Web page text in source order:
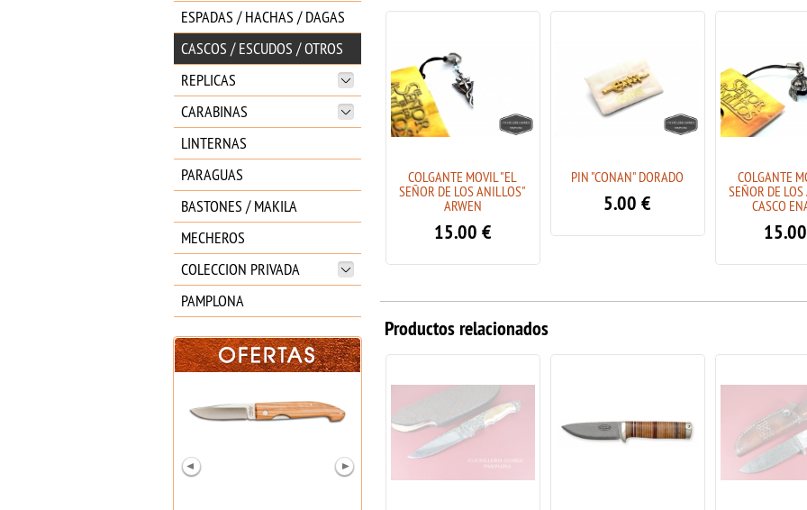
ESPADAS / HACHAS / DAGAS
CASCOS / ESCUDOS / OTROS
REPLICAS
CARABINAS
LINTERNAS
PARAGUAS
BASTONES / MAKILA
MECHEROS
COLECCION PRIVADA
PAMPLONA
SEÑOR DE LOS ANILLOS"
GOLUM
COLGANTE MOVIL "EL
SEÑOR DE LOS ANILLOS"
ARWEN
15.00 €
PIN "CONAN" DORADO
5.00 €
COLGANTE
SEÑOR DE
CASCO
15.00
Productos relacionados